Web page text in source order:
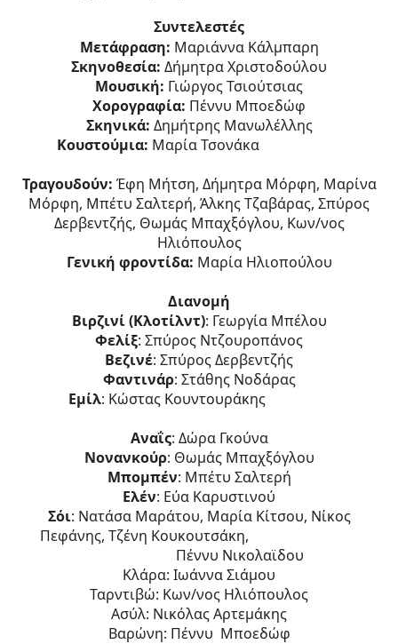
Συντελεστές
Μετάφραση: Μαριάννα Κάλμπαρη
Σκηνοθεσία: Δήμητρα Χριστοδούλου
Μουσική: Γιώργος Τσιούτσιας
Χορογραφία: Πέννυ Μποεδώφ
Σκηνικά: Δημήτρης Μανωλέλλης
Κουστούμια: Μαρία Τσονάκα
Τραγουδούν: Έφη Μήτση, Δήμητρα Μόρφη, Μαρίνα
Μόρφη, Μπέτυ Σαλτερή, Άλκης Τζαβάρας, Σπύρος
Δερβεντζής, Θωμάς Μπαχξόγλου, Κων/νος
Ηλιόπουλος
Γενική φροντίδα: Μαρία Ηλιοπούλου
Διανομή
Βιρζινί (Κλοτίλντ): Γεωργία Μπέλου
Φελίξ: Σπύρος Ντζουροπάνος
Βεζινέ: Σπύρος Δερβεντζής
Φαντινάρ: Στάθης Νοδάρας
Εμίλ: Κώστας Κουντουράκης
Αναΐς: Δώρα Γκούνα
Νονανκούρ: Θωμάς Μπαχξόγλου
Μπομπέν: Μπέτυ Σαλτερή
Ελέν: Εύα Καρυστινού
Σόι: Νατάσα Μαράτου, Μαρία Κίτσου, Νίκος
Πεφάνης, Τζένη Κουκουτσάκη,
Πέννυ Νικολαϊδου
Κλάρα: Ιωάννα Σιάμου
Ταρντιβώ: Κων/νος Ηλιόπουλος
Ασύλ: Νικόλας Αρτεμάκης
Βαρώνη: Πέννυ Μποεδώφ